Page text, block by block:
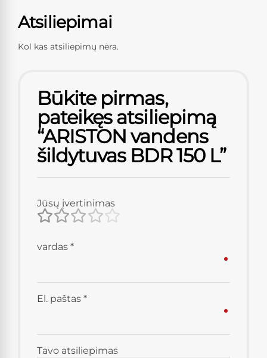
Atsiliepimai
Kol kas atsiliepimų nėra.
Būkite pirmas,
pateikęs atsiliepimą
“ARISTON vandens
šildytuvas BDR 150 L”
Jūsų įvertinimas
Tavo atsiliepimas
vardas *
El. paštas *